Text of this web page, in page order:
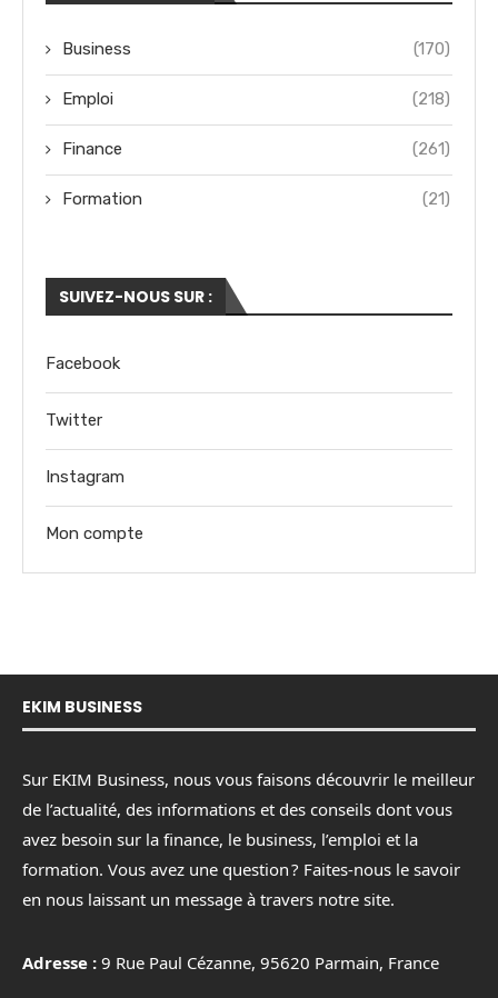
Business (170)
Emploi (218)
Finance (261)
Formation (21)
SUIVEZ-NOUS SUR :
Facebook
Twitter
Instagram
Mon compte
EKIM BUSINESS
Sur EKIM Business, nous vous faisons découvrir le meilleur
de l’actualité, des informations et des conseils dont vous
avez besoin sur la finance, le business, l’emploi et la
formation. Vous avez une question ? Faites-nous le savoir
en nous laissant un message à travers notre site.
Adresse : 9 Rue Paul Cézanne, 95620 Parmain, France